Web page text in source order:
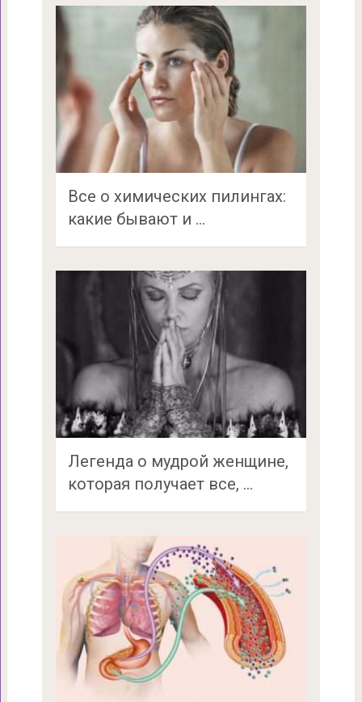
Все о химических пилингах:
какие бывают и …
Легенда о мудрой женщине,
которая получает все, …